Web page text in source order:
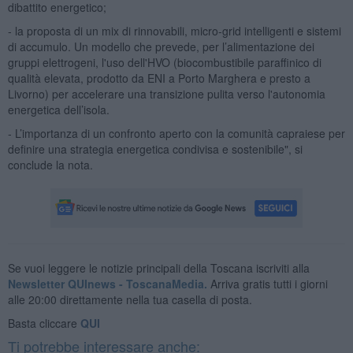
dibattito energetico;
- la proposta di un mix di rinnovabili, micro-grid intelligenti e sistemi
di accumulo. Un modello che prevede, per l’alimentazione dei
gruppi elettrogeni, l'uso dell'HVO (biocombustibile paraffinico di
qualità elevata, prodotto da ENI a Porto Marghera e presto a
Livorno) per accelerare una transizione pulita verso l'autonomia
energetica dell’isola.
- L’importanza di un confronto aperto con la comunità capraiese per
definire una strategia energetica condivisa e sostenibile", si
conclude la nota.
Se vuoi leggere le notizie principali della Toscana iscriviti alla
Newsletter QUInews - ToscanaMedia. Arriva gratis tutti i giorni
alle 20:00 direttamente nella tua casella di posta.
Basta cliccare QUI
Ti potrebbe interessare anche: